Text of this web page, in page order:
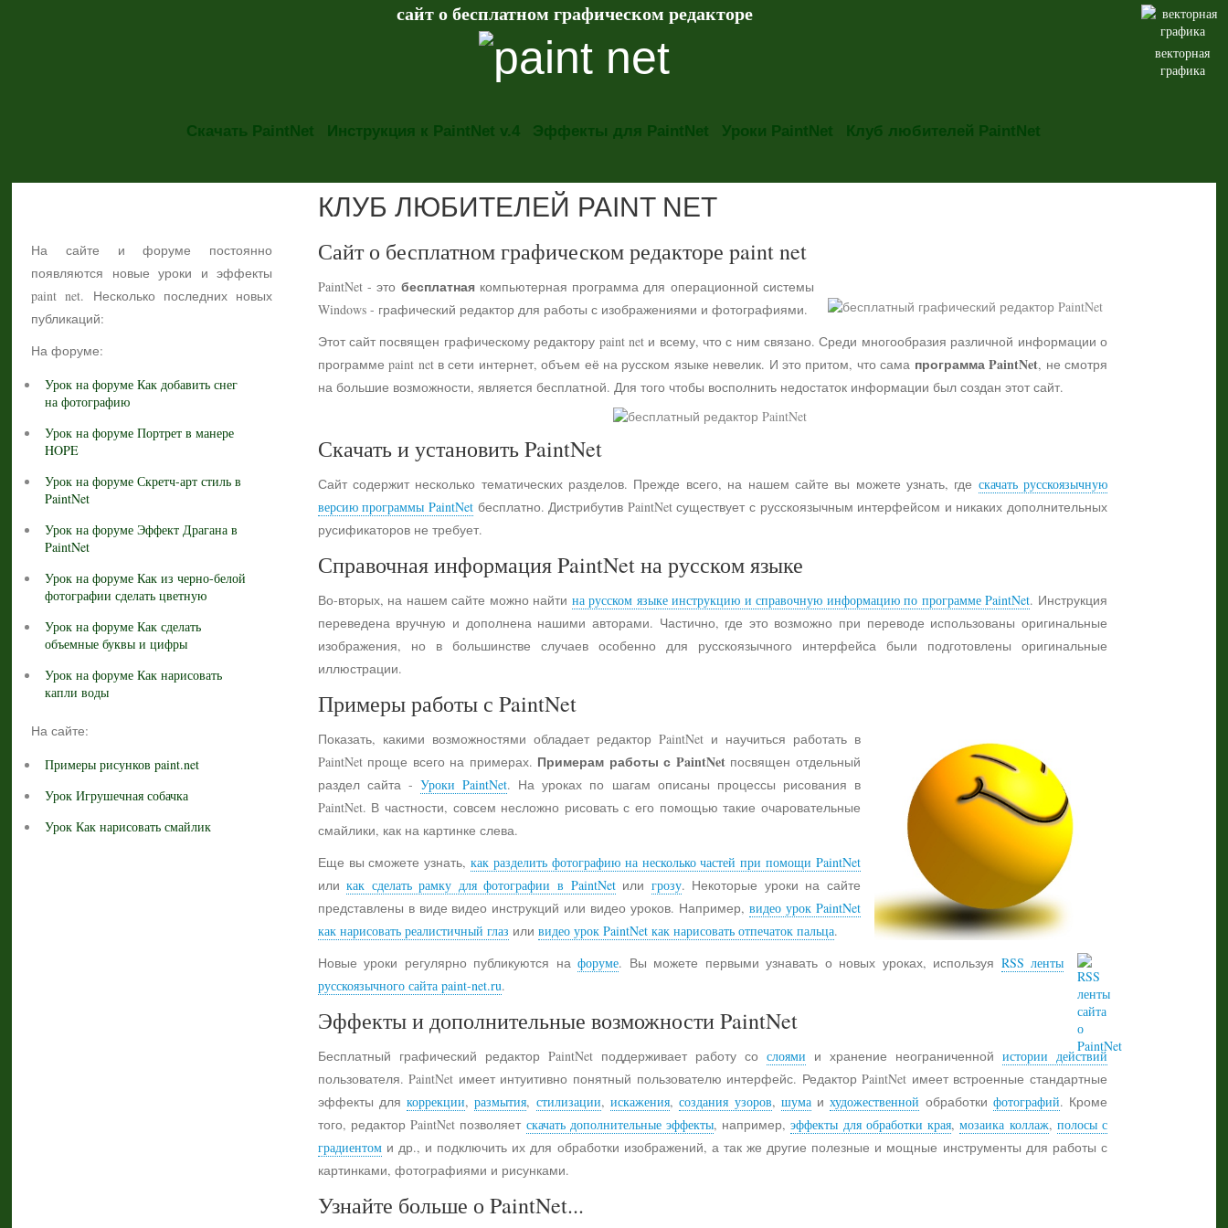
векторная
графика
сайт о бесплатном графическом редакторе
Скачать PaintNet Инструкция к PaintNet v.4 Эффекты для PaintNet Уроки PaintNet Клуб любителей PaintNet
На сайте и форуме постоянно
появляются новые уроки и эффекты
paint net. Несколько последних новых
публикаций:
На форуме:
Урок на форуме Как добавить снег
на фотографию
Урок на форуме Портрет в манере
HOPE
Урок на форуме Скретч-арт стиль в
PaintNet
Урок на форуме Эффект Драгана в
PaintNet
Урок на форуме Как из черно-белой
фотографии сделать цветную
Урок на форуме Как сделать
объемные буквы и цифры
Урок на форуме Как нарисовать
капли воды
На сайте:
Примеры рисунков paint.net
Урок Игрушечная собачка
Урок Как нарисовать смайлик
КЛУБ ЛЮБИТЕЛЕЙ PAINT NET
Сайт о бесплатном графическом редакторе paint net
PaintNet - это бесплатнаякомпьютерная программа для операционной системы
Windows - графический редактор для работы с изображениями и фотографиями.
Этот сайт посвящен графическому редактору paint net и всему, что с ним связано. Среди многообразия различной информации о
программе paint net в сети интернет, объем её на русском языке невелик. И это притом, что сама программа PaintNet, не смотря
на большие возможности, является бесплатной. Для того чтобы восполнить недостаток информации был создан этот сайт.
Скачать и установить PaintNet
Сайт содержит несколько тематических разделов. Прежде всего, на нашем сайте вы можете узнать, где скачать русскоязычную
версию программы PaintNetбесплатно. Дистрибутив PaintNet существует с русскоязычным интерфейсом и никаких дополнительных
русификаторов не требует.
Справочная информация PaintNet на русском языке
Во-вторых, на нашем сайте можно найти на русском языке инструкцию и справочную информацию по программе PaintNet. Инструкция
переведена вручную и дополнена нашими авторами. Частично, где это возможно при переводе использованы оригинальные
изображения, но в большинстве случаев особенно для русскоязычного интерфейса были подготовлены оригинальные
иллюстрации.
Примеры работы с PaintNet
Показать, какими возможностями обладает редактор PaintNet и научиться работать в
PaintNet проще всего на примерах. Примерам работы с PaintNetпосвящен отдельный
раздел сайта -Уроки PaintNet. На уроках по шагам описаны процессы рисования в
PaintNet. В частности, совсем несложно рисовать с его помощью такие очаровательные
смайлики, как на картинке слева.
Еще вы сможете узнать,как разделить фотографию на несколько частей при помощи PaintNet
иликак сделать рамку для фотографии в PaintNetили грозу. Некоторые уроки на сайте
представлены в виде видео инструкций или видео уроков. Например,видео урок PaintNet
как нарисовать реалистичный глаз или видео урок PaintNet как нарисовать отпечаток пальца.
Новые уроки регулярно публикуются нафоруме. Вы можете первыми узнавать о новых уроках, используя RSS ленты
русскоязычного сайта paint-net.ru.
Эффекты и дополнительные возможности PaintNet
Бесплатный графический редактор PaintNet поддерживает работу со слоями и хранение неограниченной истории действий
пользователя. PaintNet имеет интуитивно понятный пользователю интерфейс. Редактор PaintNet имеет встроенные стандартные
эффекты длякоррекции,размытия, стилизации, искажения,создания узоров, шумаихудожественной обработки фотографий. Кроме
того, редактор PaintNet позволяет скачать дополнительные эффекты, например,эффекты для обработки края,мозаика коллаж, полосы с
градиентоми др., и подключить их для обработки изображений, а так же другие полезные и мощные инструменты для работы с
картинками, фотографиями и рисунками.
Узнайте больше о PaintNet...